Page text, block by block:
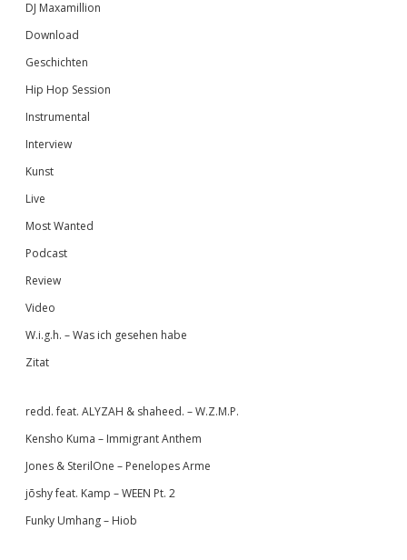
DJ Maxamillion
Download
Geschichten
Hip Hop Session
Instrumental
Interview
Kunst
Live
Most Wanted
Podcast
Review
Video
W.i.g.h. – Was ich gesehen habe
Zitat
redd. feat. ALYZAH & shaheed. – W.Z.M.P.
Kensho Kuma – Immigrant Anthem
Jones & SterilOne – Penelopes Arme
jōshy feat. Kamp – WEEN Pt. 2
Funky Umhang – Hiob